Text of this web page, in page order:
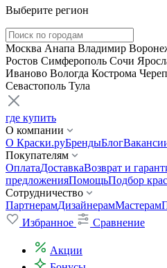
Выберите регион
Москва Анапа Владимир
Ростов Симферополь Сочи
Иваново Вологда Кострома
Севастополь Тула
где купить
О компании
О Краски.руБрендыБлог
Покупателям
ОплатаДоставкаВозврат и
предложенияПомощьПодбор
Сотрудничество
ПартнерамДизайнерамМастерам
Избранное
Сравнение
Акции